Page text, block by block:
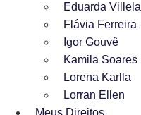
Eduarda Villela
Flávia Ferreira
Igor Gouvê
Kamila Soares
Lorena Karlla
Lorran Ellen